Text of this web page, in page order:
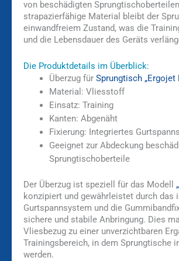
von beschädigten
strapazierfähige Material bleibt der
einwandfreiem Zustand, was die
und die Lebensdauer des Geräts
Die Produktdetails im Überblick:
Überzug für Sprungtisch „Ergojet
Material: Vliesstoff
Einsatz: Training
Kanten: Abgenäht
Fixierung: Integriertes
Geeignet zur Abdeckung
Sprungtischoberteile
Der Überzug ist speziell für das Modell
konzipiert und gewährleistet durch das
Gurtspannsystem und die
sichere und stabile Anbringung. Dies
Vliesbezug zu einer unverzichtbaren
Trainingsbereich, in dem Sprungtische
werden.